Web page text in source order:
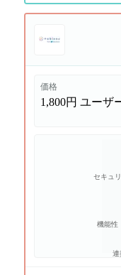
価格
1,800円 ユーザ
連
機能性
セキュ